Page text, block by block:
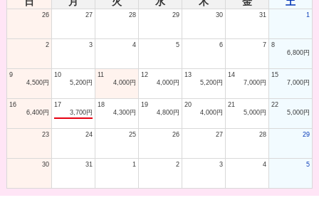
26 27 28 29 30 31 1
2 3 4 5 6 7
8
6,800円
9
4,500円
10
5,200円
11
4,000円
12
4,000円
13
5,200円
14
7,000円
15
7,000円
16
6,400円
17
3,700円
18
4,300円
19
4,800円
20
4,000円
21
5,000円
22
5,000円
23 24 25 26 27 28 29
30 31 1 2 3 4 5